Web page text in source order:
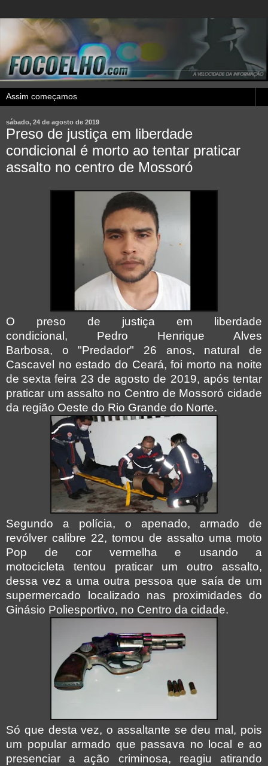
sábado, 24 de agosto de 2019
Preso de justiça em liberdade
condicional é morto ao tentar praticar
assalto no centro de Mossoró
O preso de justiça em liberdade
condicional, Pedro Henrique Alves
Barbosa, o "Predador" 26 anos, natural de
Cascavel no estado do Ceará, foi morto na noite
de sexta feira 23 de agosto de 2019, após tentar
praticar um assalto no Centro de Mossoró cidade
da região Oeste do Rio Grande do Norte.
Segundo a polícia, o apenado, armado de
revólver calibre 22, tomou de assalto uma moto
Pop de cor vermelha e usando a
motocicleta tentou praticar um outro assalto,
dessa vez a uma outra pessoa que saía de um
supermercado localizado nas proximidades do
Ginásio Poliesportivo, no Centro da cidade.
Só que desta vez, o assaltante se deu mal, pois
um popular armado que passava no local e ao
presenciar a ação criminosa, reagiu atirando